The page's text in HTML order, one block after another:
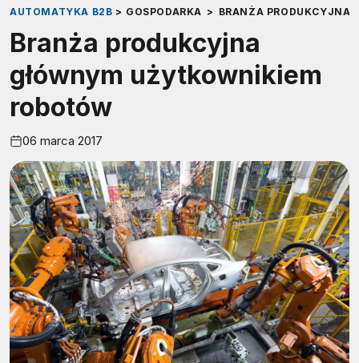
AUTOMATYKA B2B > GOSPODARKA > BRANŻA PRODUKCYJNA
Branża produkcyjna
głównym użytkownikiem
robotów
06 marca 2017